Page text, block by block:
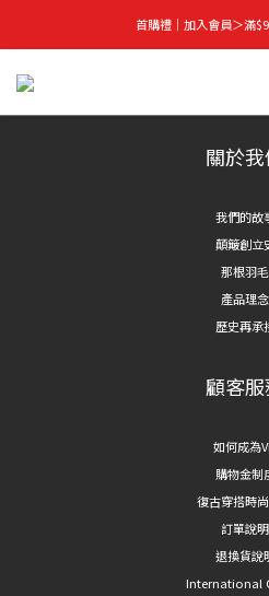
首購禮｜加入會員＞滿
首購禮｜加入會員＞滿
季末秒殺｜下殺 5 折起，
首購禮｜加入會員＞滿
關於
我們的故
顛簸創立
那根羽毛
產品理念
歷史再承
顧客
如何成為
購物金制
復古穿搭時
訂單說明
退換貨說
International